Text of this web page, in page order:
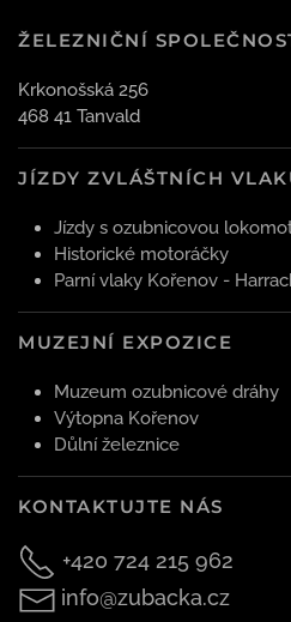
ŽELEZNIČNÍ
Krkonošská 256
468 41 Tanvald
JÍZDY ZVLÁŠTNÍCH
Jízdy s ozubnicovou
Historické motoráčky
Parní vlaky Kořenov -
MUZEJNÍ EXPOZICE
Muzeum ozubnicové dráhy
Výtopna Kořenov
Důlní železnice
KONTAKTUJTE NÁS
+420 724 215 962
info@zubacka.cz